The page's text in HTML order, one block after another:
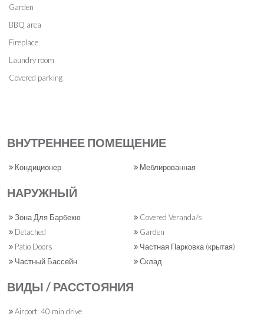
Garden
BBQ area
Fireplace
Laundry room
Covered parking
ВНУТРЕННЕЕ ПОМЕЩЕНИЕ
Кондиционер Меблированная
НАРУЖНЫЙ
Зона Для Барбекю
Covered Veranda/s
Detached
Garden
Patio Doors
Частная Парковка (крытая)
Частный Бассейн
Склад
ВИДЫ / РАССТОЯНИЯ
Airport: 40 min drive